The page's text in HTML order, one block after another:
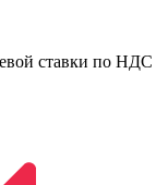
ставки по НДС